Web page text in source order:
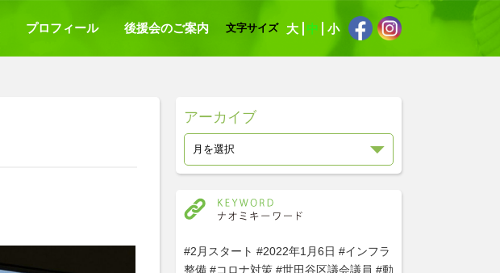
プロフィール 後援会のご案内 文字サイズ 大 中 小
アーカイブ
#2月スタート #2022年1月6日 #インフラ
整備 #コロナ対策 #世田谷区議会議員 #動